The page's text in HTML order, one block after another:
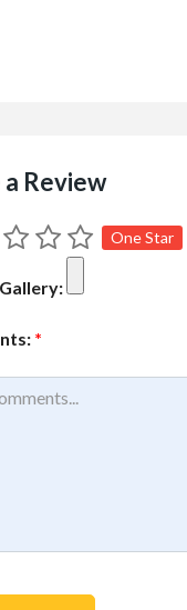
Review
One Star
*